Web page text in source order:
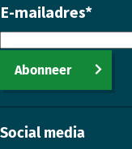
E-mailadres*
Abonneer
Social media